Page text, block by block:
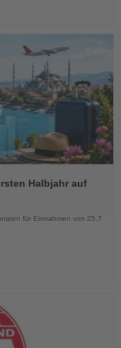
Halbjahr auf
für Einnahmen von 25,7